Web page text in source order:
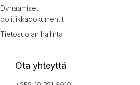
Dynaamiset
politiikkadokumentit
Tietosuojan hallinta
Ota yhteyttä